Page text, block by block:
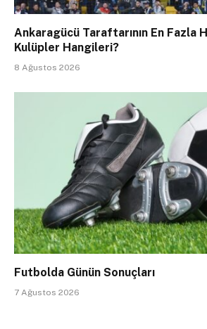
Ankaragücü Taraftarının En Fazla
Kulüpler Hangileri?
8 Ağustos 2026
Futbolda Günün Sonuçları
7 Ağustos 2026